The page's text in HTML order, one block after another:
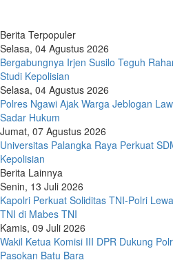
Berita Terpopuler
Selasa, 04 Agustus 2026
Bergabungnya Irjen Susilo Teguh
Studi Kepolisian
Selasa, 04 Agustus 2026
Polres Ngawi Ajak Warga Jeblogan
Sadar Hukum
Jumat, 07 Agustus 2026
Universitas Palangka Raya Perkuat
Kepolisian
Berita Lainnya
Senin, 13 Juli 2026
Kapolri Perkuat Soliditas TNI-Polri
TNI di Mabes TNI
Kamis, 09 Juli 2026
Wakil Ketua Komisi III DPR Dukung
Pasokan Batu Bara